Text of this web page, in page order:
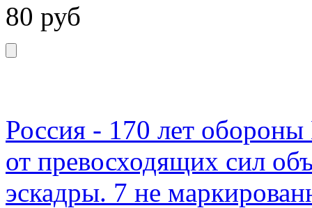
80 руб
Россия - 170 лет обороны
от превосходящих сил
эскадры. 7 не